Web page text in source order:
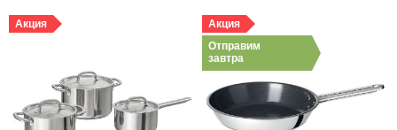
Акция
Акция
Отправим
завтра